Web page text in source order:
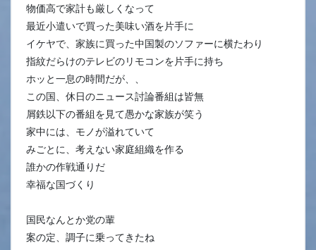
物価高で家計も厳しくなって
最近小遣いで買った美味い酒を片手に
イケヤで、家族に買った中国製のソファーに横たわり
指紋だらけのテレビのリモコンを片手に持ち
ホッと一息の時間だが、、
この国、休日のニュース討論番組は皆無
屑鉄以下の番組を見て愚かな家族が笑う
家中には、モノが溢れていて
みごとに、考えない家庭組織を作る
誰かの作戦通りだ
幸福な国づくり
国民なんとか党の輩
案の定、調子に乗ってきたね